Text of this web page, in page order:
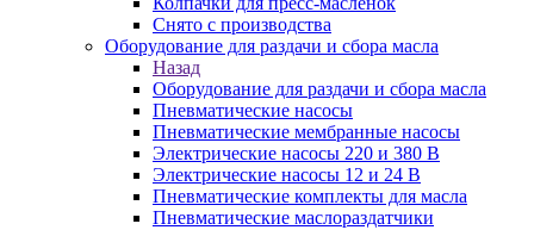
Снято с производства
Оборудование для раздачи и сбора масла
Назад
Оборудование для раздачи и сбора масла
Пневматические насосы
Пневматические мембранные насосы
Электрические насосы 220 и 380 В
Электрические насосы 12 и 24 В
Пневматические комплекты для масла
Пневматические маслораздатчики